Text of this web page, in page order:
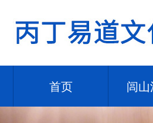
首页 闾